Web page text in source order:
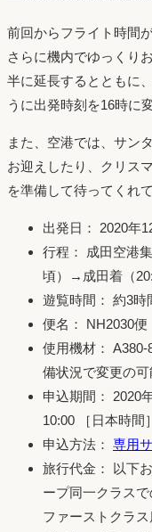
前回からフライト時間
さらに機内でゆっくり
半に延長するとともに
うに出発時刻を16時に変
また、空港では、サン
お迎えしたり、クリス
を準備して待ってくれ
出発日： 2020年
行程： 成田空港
頃）→成田着（
遊覧時間： 約3時
便名： NH2030便
使用機材：
備状況で変更の可
申込期間： 2020
10:00 ［日本時間］
申込方法： 専用
旅行代金： 以下
ープ同一クラスで
ファーストクラ